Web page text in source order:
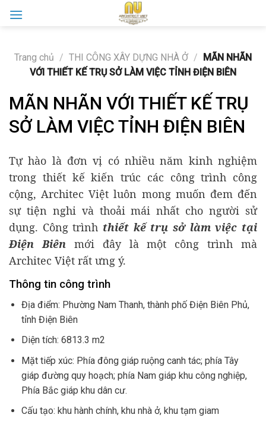
Trang chủ / THI CÔNG XÂY DỰNG NHÀ Ở / MÃN NHÃN
VỚI THIẾT KẾ TRỤ SỞ LÀM VIỆC TỈNH ĐIỆN BIÊN
MÃN NHÃN VỚI THIẾT KẾ TRỤ
SỞ LÀM VIỆC TỈNH ĐIỆN BIÊN
Tự hào là đơn vị có nhiều năm kinh nghiệm
trong thiết kế kiến trúc các công trình công
cộng, Architec Việt luôn mong muốn đem đến
sự tiện nghi và thoải mái nhất cho người sử
dụng. Công trình thiết kế trụ sở làm việc tại
Điện Biênmới đây là một công trình mà
Architec Việt rất ưng ý.
Thông tin công trình
Địa điểm: Phường Nam Thanh, thành phố Điện Biên Phủ,
tỉnh Điện Biên
Diện tích: 6813.3 m2
Mặt tiếp xúc: Phía đông giáp ruộng canh tác; phía Tây
giáp đường quy hoạch; phía Nam giáp khu công nghiệp,
Phía Bắc giáp khu dân cư.
Cấu tạo: khu hành chính, khu nhà ở, khu tạm giam